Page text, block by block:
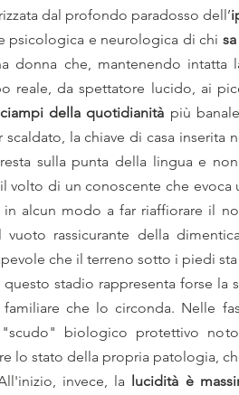
dal profondo paradosso dell’
psicologica e neurologica di chi
donna che, mantenendo intatta
reale, da spettatore lucido, ai
della quotidianità più
la chiave di casa inserita
sulla punta della lingua e
volto di un conoscente che evoca
alcun modo a far riaffiorare il
rassicurante della
che il terreno sotto i piedi
stadio rappresenta forse la
che lo circonda. Nelle
biologico protettivo
lo stato della propria patologia,
invece, la lucidità è